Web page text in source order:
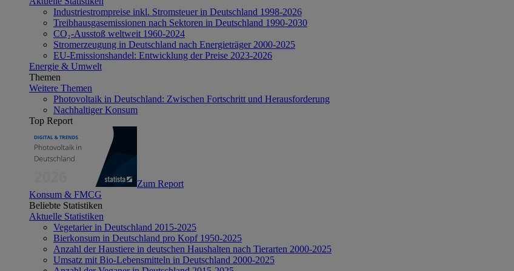
Industriestrompreise inkl. Stromsteuer in Deutschland 1998-2026
Treibhausgasemissionen nach Sektoren in Deutschland 1990-2030
CO₂-Ausstoß weltweit 1960-2024
Stromerzeugung in Deutschland nach Energieträger 2000-2025
EU-Emissionshandel: Entwicklung der Preise 2023-2026
Energie & Umwelt
Themen
Weitere Themen
Photovoltaik in Deutschland: Zwischen Fortschritt und Herausforderung
Nachhaltiger Konsum
Top Report
Zum Report
Konsum & FMCG
Beliebte Statistiken
Aktuelle Statistiken
Vegetarier in Deutschland 2015-2025
Bierkonsum in Deutschland pro Kopf 1950-2025
Anzahl der Haustiere in deutschen Haushalten nach Tierarten 2000-2025
Umsatz mit Bio-Lebensmitteln in Deutschland 2000-2025